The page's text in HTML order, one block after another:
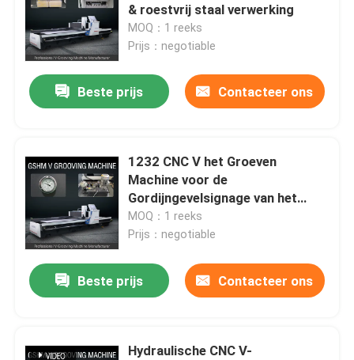
& roestvrij staal verwerking
MOQ：1 reeks
Prijs：negotiable
Beste prijs Contacteer ons
1232 CNC V het Groeven
Machine voor de
Gordijngevelsignage van het
Bladmetaal
MOQ：1 reeks
Prijs：negotiable
Beste prijs Contacteer ons
Hydraulische CNC V-